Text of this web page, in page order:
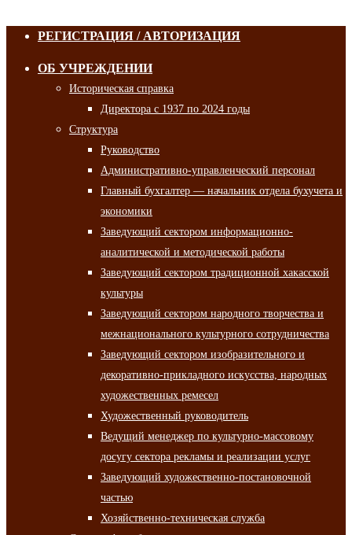
РЕГИСТРАЦИЯ / АВТОРИЗАЦИЯ
ОБ УЧРЕЖДЕНИИ
Историческая справка
Директора с 1937 по 2024 годы
Структура
Руководство
Административно-управленческий персонал
Главный бухгалтер — начальник отдела бухучета и
экономики
Заведующий сектором информационно-
аналитической и методической работы
Заведующий сектором традиционной хакасской
культуры
Заведующий сектором народного творчества и
межнационального культурного сотрудничества
Заведующий сектором изобразительного и
декоративно-прикладного искусства, народных
художественных ремесел
Художественный руководитель
Ведущий менеджер по культурно-массовому
досугу сектора рекламы и реализации услуг
Заведующий художественно-постановочной
частью
Хозяйственно-техническая служба